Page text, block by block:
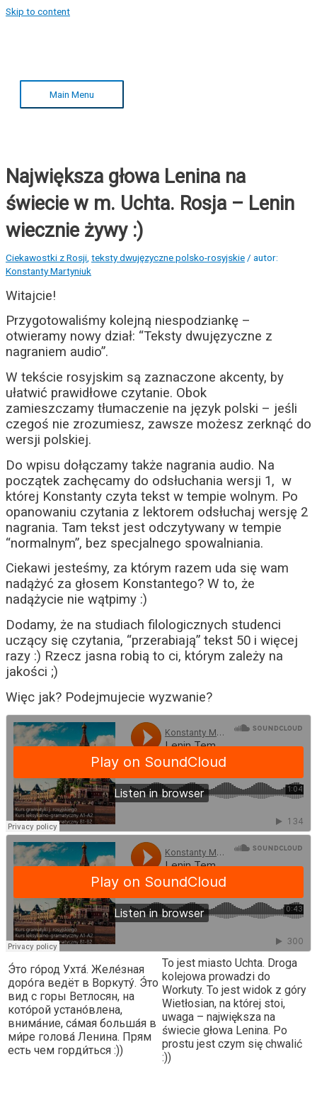
Skip to content
Main Menu
Największa głowa Lenina na
świecie w m. Uchta. Rosja – Lenin
wiecznie żywy :)
Ciekawostki z Rosji teksty dwujęzyczne polsko-rosyjskie / autor:
Konstanty Martyniuk
Witajcie!
Przygotowaliśmy kolejną niespodziankę –
otwieramy nowy dział: “Teksty dwujęzyczne z
nagraniem audio”.
W tekście rosyjskim są zaznaczone akcenty, by
ułatwić prawidłowe czytanie. Obok
zamieszczamy tłumaczenie na język polski – jeśli
czegoś nie zrozumiesz, zawsze możesz zerknąć do
wersji polskiej.
Do wpisu dołączamy także nagrania audio. Na
początek zachęcamy do odsłuchania wersji 1, w
której Konstanty czyta tekst w tempie wolnym. Po
opanowaniu czytania z lektorem odsłuchaj wersję 2
nagrania. Tam tekst jest odczytywany w tempie
“normalnym”, bez specjalnego spowalniania.
Ciekawi jesteśmy, za którym razem uda się wam
nadążyć za głosem Konstantego? W to, że
nadążycie nie wątpimy :)
Dodamy, że na studiach filologicznych studenci
uczący się czytania, “przerabiają” tekst 50 i więcej
razy :) Rzecz jasna robią to ci, którym zależy na
jakości ;)
Więc jak? Podejmujecie wyzwanie?
Э́то го́род Ухта́. Желе́зная
доро́га ведёт в Воркуту́. Э́то
вид с горы Ветлосян, на
кото́рой устано́влена,
внима́ние, са́мая больша́я в
ми́ре голова́ Ленина. Прям
есть чем горди́ться :))
To jest miasto Uchta. Droga
kolejowa prowadzi do
Workuty. To jest widok z góry
Wietłosian, na której stoi,
uwaga – największa na
świecie głowa Lenina. Po
prostu jest czym się chwalić
:))